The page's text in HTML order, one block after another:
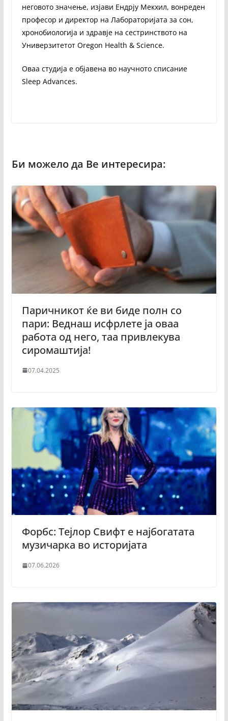
неговото значење, изјави Ендрју Мекхил, вонреден
професор и директор на Лабораторијата за сон,
хронобиологија и здравје на сестринството на
Универзитетот Oregon Health & Science.
Оваа студија е објавена во научното списание
Sleep Advances.
Паричникот ќе ви биде полн со
пари: Веднаш исфрлете ја оваа
работа од него, таа привлекува
сиромаштија!
07.04.2025
Форбс: Тејлор Свифт е најбогатата
музичарка во историјата
07.06.2026